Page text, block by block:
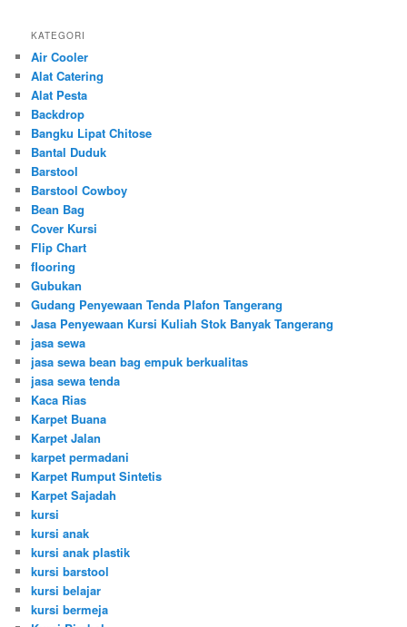
KATEGORI
Air Cooler
Alat Catering
Alat Pesta
Backdrop
Bangku Lipat Chitose
Bantal Duduk
Barstool
Barstool Cowboy
Bean Bag
Cover Kursi
Flip Chart
flooring
Gubukan
Gudang Penyewaan Tenda Plafon Tangerang
Jasa Penyewaan Kursi Kuliah Stok Banyak Tangerang
jasa sewa
jasa sewa bean bag empuk berkualitas
jasa sewa tenda
Kaca Rias
Karpet Buana
Karpet Jalan
karpet permadani
Karpet Rumput Sintetis
Karpet Sajadah
kursi
kursi anak
kursi anak plastik
kursi barstool
kursi belajar
kursi bermeja